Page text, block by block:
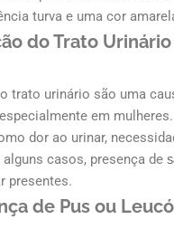
turva e uma cor
do Trato Urinário
trato urinário são uma
em
dor ao urinar,
alguns casos, presença de
presentes.
de Pus ou